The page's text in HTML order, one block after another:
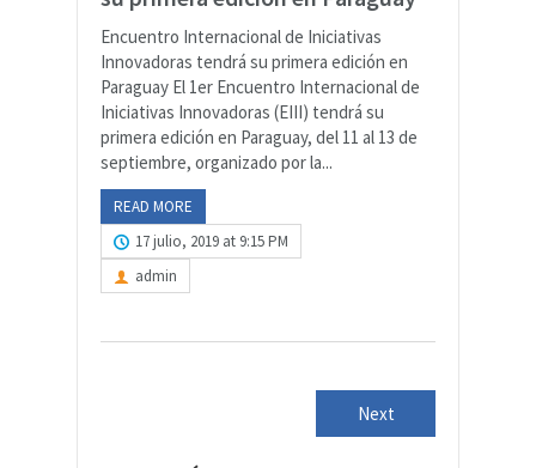
Encuentro Internacional de Iniciativas
Innovadoras tendrá su primera edición en
Paraguay El 1er Encuentro Internacional de
Iniciativas Innovadoras (EIII) tendrá su
primera edición en Paraguay, del 11 al 13 de
septiembre, organizado por la...
READ MORE
17 julio, 2019 at 9:15 PM
admin
Next